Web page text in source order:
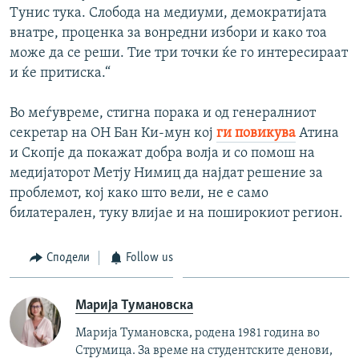
Тунис тука. Слобода на медиуми, демократијата
внатре, проценка за вонредни избори и како тоа
може да се реши. Тие три точки ќе го интересираат
и ќе притиска.“
Во меѓувреме, стигна порака и од генералниот
секретар на ОН Бан Ки-мун кој ги повикува Атина
и Скопје да покажат добра волја и со помош на
медијаторот Метју Нимиц да најдат решение за
проблемот, кој како што вели, не е само
билатералeн, туку влијае и на поширокиот регион.
Сподели Follow us
Марија Тумановска
Марија Тумановска, родена 1981 година во
Струмица. За време на студентските денови,